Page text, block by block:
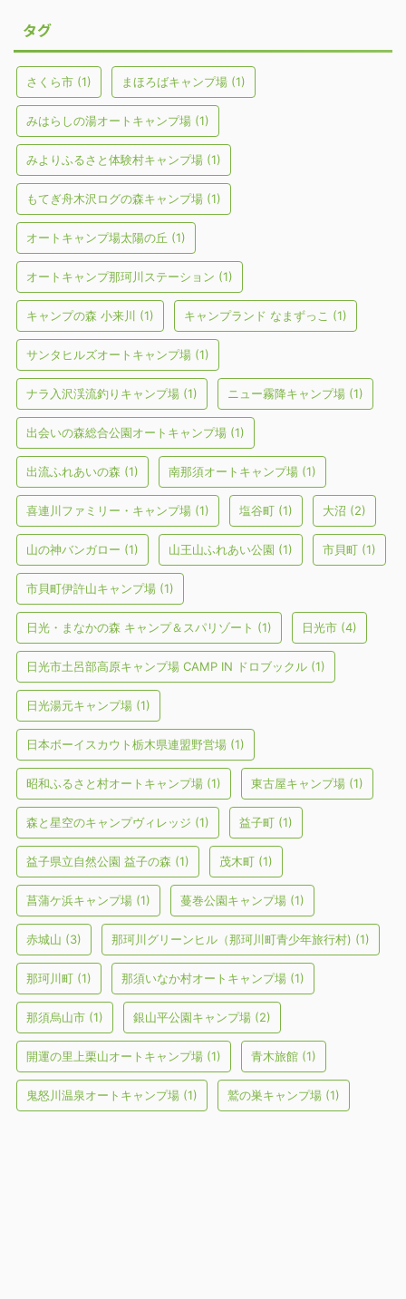
タグ
さくら市 (1) まほろばキャンプ場 (1)
みはらしの湯オートキャンプ場 (1)
みよりふるさと体験村キャンプ場 (1)
もてぎ舟木沢ログの森キャンプ場 (1)
オートキャンプ場太陽の丘 (1)
オートキャンプ那珂川ステーション (1)
キャンプの森 小来川 (1) キャンプランド なまずっこ (1)
サンタヒルズオートキャンプ場 (1)
ナラ入沢渓流釣りキャンプ場 (1) ニュー霧降キャンプ場 (1)
出会いの森総合公園オートキャンプ場 (1)
出流ふれあいの森 (1) 南那須オートキャンプ場 (1)
喜連川ファミリー・キャンプ場 (1) 塩谷町 (1) 大沼 (2)
山の神バンガロー (1) 山王山ふれあい公園 (1) 市貝町 (1)
市貝町伊許山キャンプ場 (1)
日光・まなかの森 キャンプ＆スパリゾート (1) 日光市 (4)
日光市土呂部高原キャンプ場 CAMP IN ドロブックル (1)
日光湯元キャンプ場 (1)
日本ボーイスカウト栃木県連盟野営場 (1)
昭和ふるさと村オートキャンプ場 (1) 東古屋キャンプ場 (1)
森と星空のキャンプヴィレッジ (1) 益子町 (1)
益子県立自然公園 益子の森 (1) 茂木町 (1)
菖蒲ケ浜キャンプ場 (1) 蔓巻公園キャンプ場 (1)
赤城山 (3) 那珂川グリーンヒル（那珂川町青少年旅行村) (1)
那珂川町 (1) 那須いなか村オートキャンプ場 (1)
那須烏山市 (1) 銀山平公園キャンプ場 (2)
開運の里上栗山オートキャンプ場 (1) 青木旅館 (1)
鬼怒川温泉オートキャンプ場 (1) 鷲の巣キャンプ場 (1)